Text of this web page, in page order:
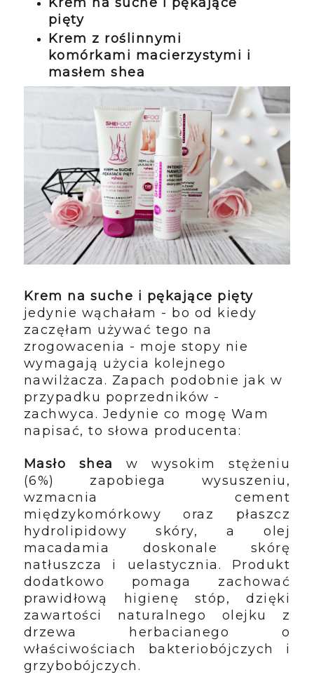
pięty
Krem z roślinnymi
komórkami macierzystymi i
masłem shea
Krem na suche i pękające pięty
jedynie wąchałam - bo od kiedy
zaczęłam używać tego na
zrogowacenia - moje stopy nie
wymagają użycia kolejnego
nawilżacza. Zapach podobnie jak w
przypadku poprzedników -
zachwyca. Jedynie co mogę Wam
napisać, to słowa producenta:
Masło shea
w wysokim stężeniu
(6%) zapobiega wysuszeniu,
wzmacnia cement
międzykomórkowy oraz płaszcz
hydrolipidowy skóry, aolej
macadamia
doskonale skórę
natłuszcza i uelastycznia. Produkt
dodatkowo pomaga zachować
prawidłową higienę stóp, dzięki
zawartości naturalnego olejku z
drzewa herbacianego o
właściwościach bakteriobójczych i
grzybobójczych.